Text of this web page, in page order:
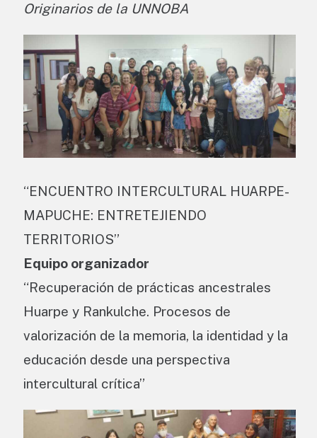
Originarios de la UNNOBA
“ENCUENTRO INTERCULTURAL HUARPE-
MAPUCHE: ENTRETEJIENDO
TERRITORIOS”
Equipo organizador
“Recuperación de prácticas ancestrales
Huarpe y Rankulche. Procesos de
valorización de la memoria, la identidad y la
educación desde una perspectiva
intercultural crítica”